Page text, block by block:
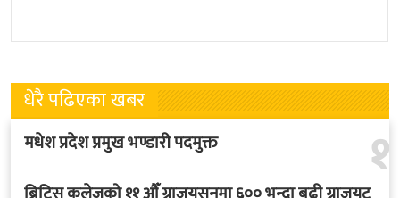
बेलायत सरकारले
त्रिपुरेश्वरस्थीत राष्ट्रिय खेलकुद
धेरै पढिएका खबर
१
मधेश प्रदेश प्रमुख भण्डारी पदमुक्त